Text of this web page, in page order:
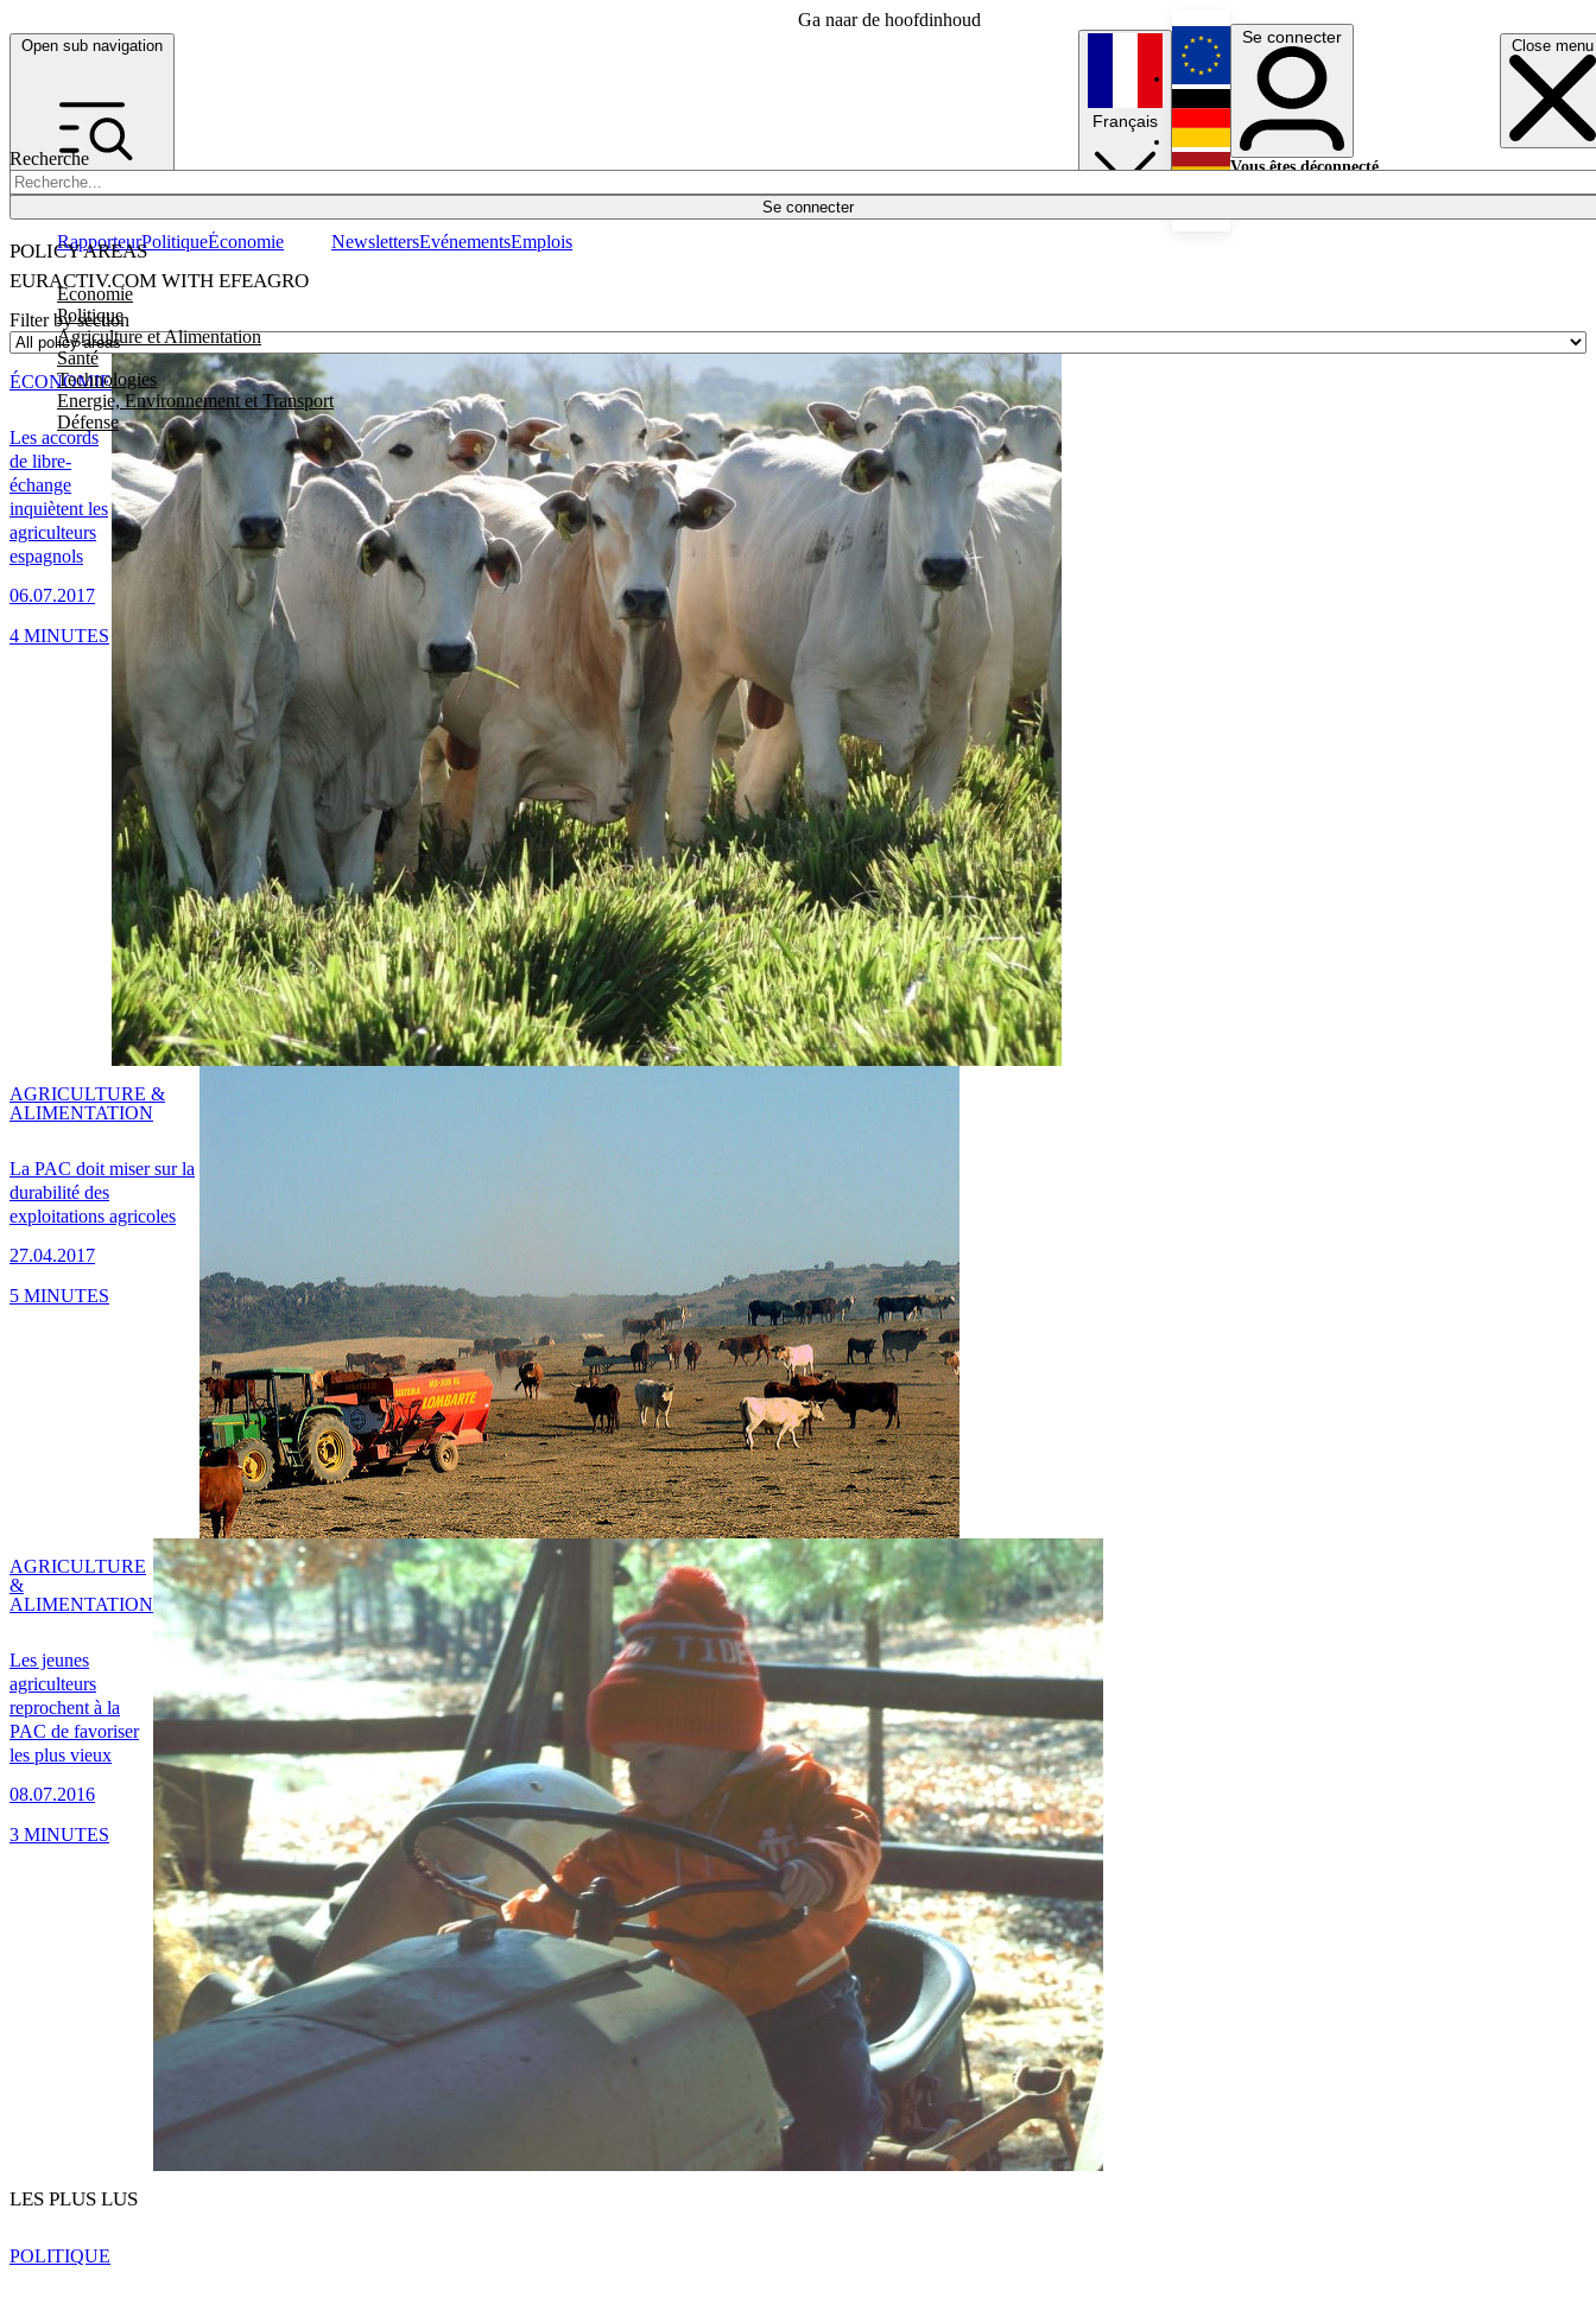
Ga naar de hoofdinhoud
Open sub navigation Close menu
Recherche
Se connecter
POLICY AREAS
Economie
Politique
Agriculture et Alimentation
Santé
Technologies
Energie, Environnement et Transport
Défense
RapporteurPolitiqueÉconomie NewslettersEvénementsEmplois
Français
English
Deutsch
Se connecter
Vous êtes déconnecté.
EURACTIV.COM WITH EFEAGRO
Filter by section
Les accords
de libre-
échange
inquiètent les
agriculteurs
espagnols
06.07.2017
ÉCONOMIE
4 MINUTES
La PAC doit miser sur la
durabilité des
exploitations agricoles
27.04.2017
AGRICULTURE &
ALIMENTATION
5 MINUTES
Les jeunes
agriculteurs
reprochent à la
PAC de favoriser
les plus vieux
08.07.2016
AGRICULTURE
&
ALIMENTATION
3 MINUTES
LES PLUS LUS
POLITIQUE